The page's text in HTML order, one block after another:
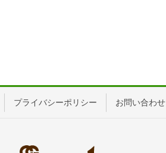
プライバシーポリシー お問い合わせ